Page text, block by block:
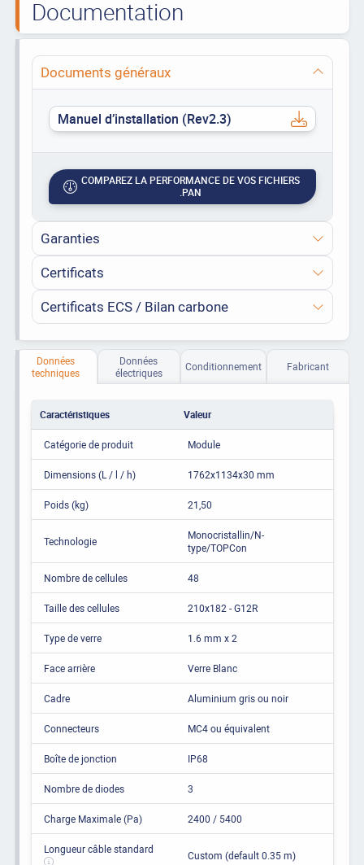
Documentation
Documents généraux
Manuel d’installation (Rev2.3)
COMPAREZ LA PERFORMANCE DE VOS FICHIERS
.PAN
Garanties
Certificats
Certificats ECS / Bilan carbone
Données
techniques
Données
électriques
Conditionnement Fabricant
Caractéristiques Valeur
Catégorie de produit Module
Dimensions (L / l / h) 1762x1134x30 mm
Poids (kg) 21,50
Technologie
Monocristallin/N-
type/TOPCon
Nombre de cellules 48
Taille des cellules 210x182 - G12R
Type de verre 1.6 mm x 2
Face arrière Verre Blanc
Cadre Aluminium gris ou noir
Connecteurs MC4 ou équivalent
Boîte de jonction IP68
Nombre de diodes 3
Charge Maximale (Pa) 2400 / 5400
Longueur câble standard Custom (default 0.35 m)